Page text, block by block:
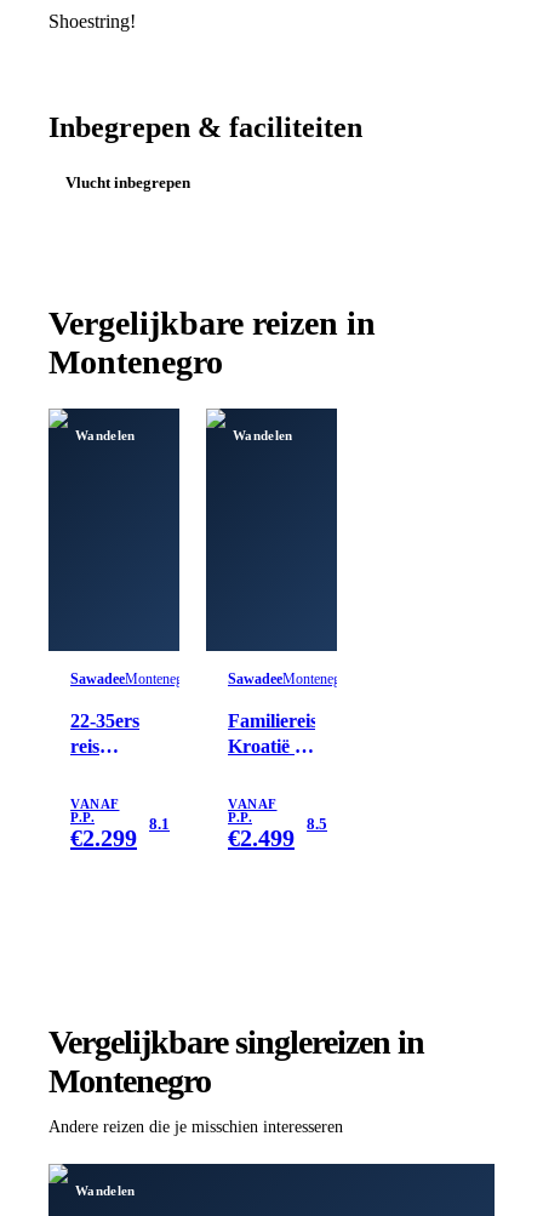
Shoestring!
Inbegrepen & faciliteiten
Vlucht inbegrepen
Vergelijkbare reizen in
Montenegro
Wandelen
SawadeeMontenegro
22-35ers
reis
VANAF
P.P.
€2.299 8.1
Wandelen
SawadeeMontenegro
Familiereis
Kroatië en
VANAF
P.P.
€2.499 8.5
Vergelijkbare singlereizen in
Montenegro
Andere reizen die je misschien interesseren
Wandelen